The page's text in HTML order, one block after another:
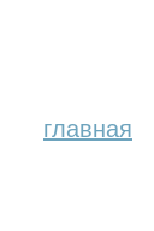
главная